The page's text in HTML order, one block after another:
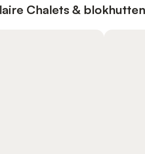
Chalets &